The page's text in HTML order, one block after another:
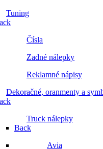
Tuning
Čísla
Zadné nálepky
Reklamné nápisy
Dekoračné, oranmenty a
Truck nálepky
Back
Avia